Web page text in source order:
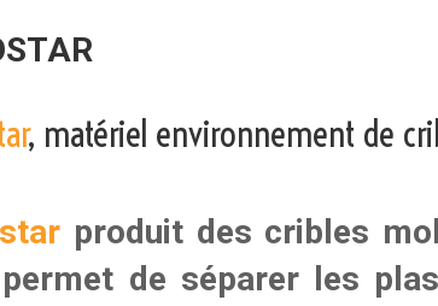
, matériel environnement de
produit des cribles
de séparer les